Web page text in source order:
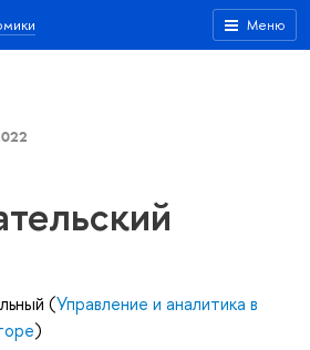
Меню
(Управление и аналитика в
)